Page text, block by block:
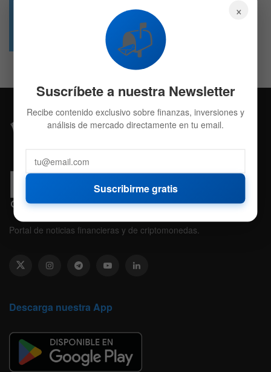
4.7k
Followers
Portal de noticias financieras y de criptomonedas.
Descarga nuestra App
×
📬
Suscríbete a nuestra Newsletter
Recibe contenido exclusivo sobre finanzas, inversiones y
análisis de mercado directamente en tu email.
Suscribirme gratis